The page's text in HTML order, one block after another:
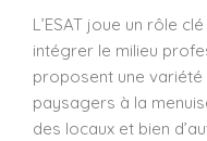
L’ESAT joue un rôle
intégrer le milieu
proposent une variété
paysagers à la
des locaux et bien